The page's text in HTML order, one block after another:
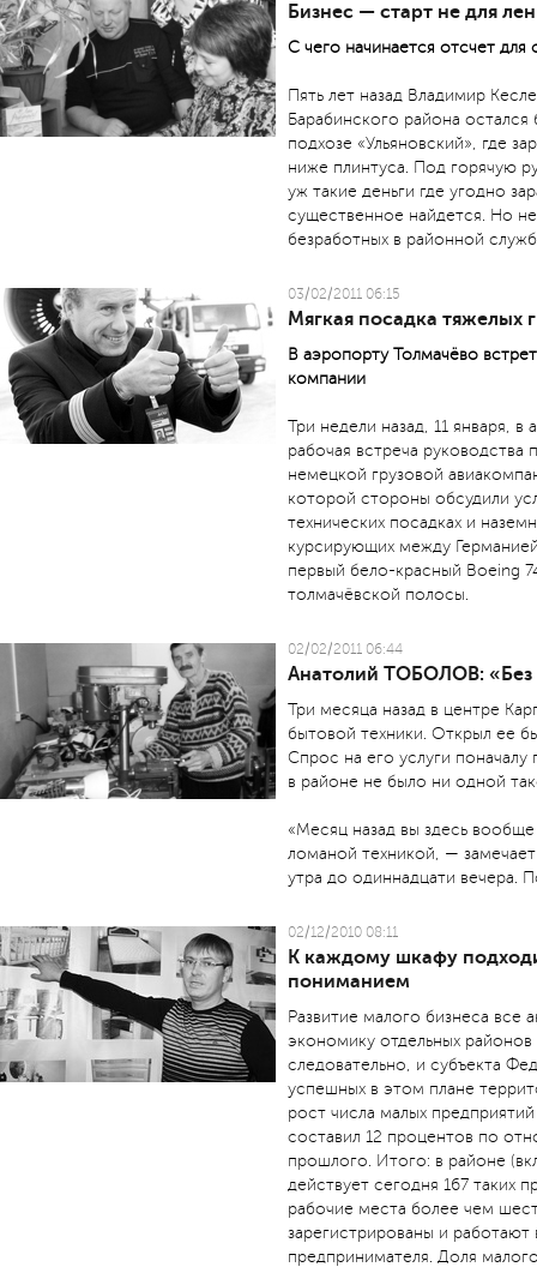
Бизнес — старт не для
С чего начинается отсчет
Пять лет назад Владимир
Барабинского района
подхозе «Ульяновский», где
ниже плинтуса. Под горячую
уж такие деньги где угодно
существенное найдется. Но
безработных в районной
03/02/2011 06:15
Мягкая посадка тяжелых
В аэропорту Толмачёво
компании
Три недели назад, 11 января,
рабочая встреча руководства
немецкой грузовой
которой стороны обсудили
технических посадках и
курсирующих между
первый бело-красный Boeing
толмачёвской полосы.
02/02/2011 06:44
Анатолий ТОБОЛОВ: «Без
Три месяца назад в центре
бытовой техники. Открыл ее
Спрос на его услуги
в районе не было ни одной
«Месяц назад вы здесь
ломаной техникой, —
утра до одиннадцати вечера.
02/12/2010 08:11
К каждому шкафу
пониманием
Развитие малого бизнеса все
экономику отдельных
следовательно, и субъекта
успешных в этом плане
рост числа малых
составил 12 процентов по
прошлого. Итого: в районе
действует сегодня 167 таких
рабочие места более чем
зарегистрированы и работают
предпринимателя. Доля